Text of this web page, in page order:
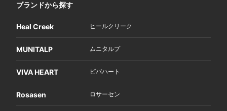
ブランドから探す
Heal Creek ヒールクリーク
MUNITALP ムニタルプ
VIVA HEART ビバハート
Rosasen ロサーセン